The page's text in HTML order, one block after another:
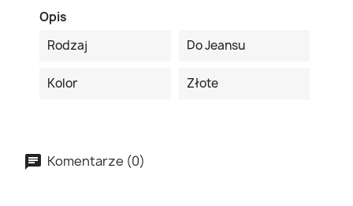
Opis
Rodzaj
Do Jeansu
Kolor Złote
Komentarze (0)